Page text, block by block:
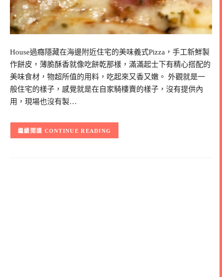
House過癮隱藏在海邊附近住宅的美味義式Pizza，手工新鮮製
作餅皮，薄脆酥香就像吃餅乾那樣，滿滿起士下有精心搭配的
美味食材，物超所值的用料，吃起來又香又嫩。 外觀就是一
般住宅的樣子，感覺就是在自家騎樓賣的樣子，沒有提供內
用，現場也沒有製…
CONTINUE READING